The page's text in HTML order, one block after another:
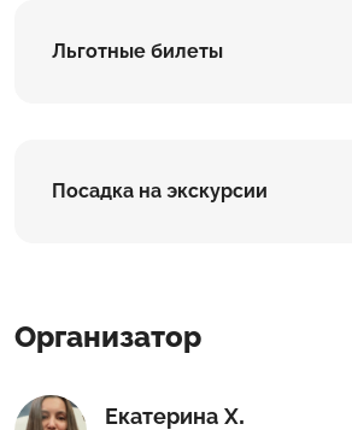
Льготные билеты
Посадка на экскурсии
Организатор
Екатерина Х.